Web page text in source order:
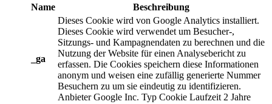
Name
Beschreibung
_ga
Dieses Cookie wird von Google Analytics installiert.
Dieses Cookie wird verwendet um Besucher-,
Sitzungs- und Kampagnendaten zu berechnen und die
Nutzung der Website für einen Analysebericht zu
erfassen. Die Cookies speichern diese Informationen
anonym und weisen eine zufällig generierte Nummer
Besuchern zu um sie eindeutig zu identifizieren.
Anbieter Google Inc. Typ Cookie Laufzeit 2 Jahre